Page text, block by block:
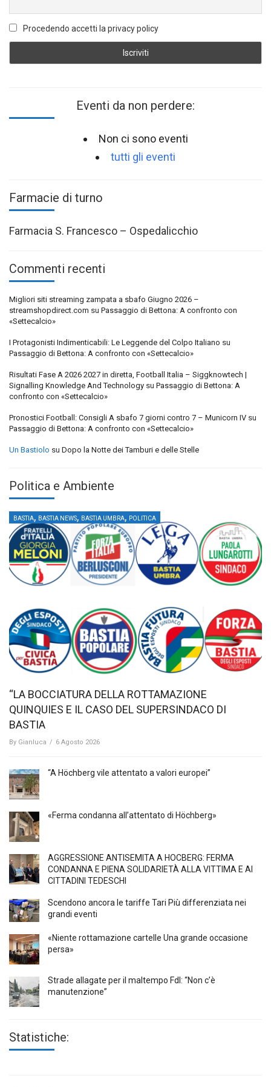
Procedendo accetti la privacy policy
Eventi da non perdere:
Non ci sono eventi
tutti gli eventi
Farmacie di turno
Farmacia S. Francesco – Ospedalicchio
Commenti recenti
Migliori siti streaming zampata a sbafo Giugno 2026 –
streamshopdirect.com su Passaggio di Bettona: A confronto con
«Settecalcio»
I Protagonisti Indimenticabili: Le Leggende del Colpo Italiano su
Passaggio di Bettona: A confronto con «Settecalcio»
Risultati Fase A 2026 2027 in diretta, Football Italia – Siggknowtech |
Signalling Knowledge And Technology su Passaggio di Bettona: A
confronto con «Settecalcio»
Pronostici Football: Consigli A sbafo 7 giorni contro 7 – Municorn IV su
Passaggio di Bettona: A confronto con «Settecalcio»
Un Bastiolo su Dopo la Notte dei Tamburi e delle Stelle
Politica e Ambiente
BASTIA, BASTIA NEWS, BASTIA UMBRA, POLITICA
“LA BOCCIATURA DELLA ROTTAMAZIONE
QUINQUIES E IL CASO DEL SUPERSINDACO DI
BASTIA
By Gianluca / 6 Agosto 2026
“A Höchberg vile attentato a valori europei”
«Ferma condanna all’attentato di Höchberg»
AGGRESSIONE ANTISEMITA A HÖCBERG: FERMA
CONDANNA E PIENA SOLIDARIETÀ ALLA VITTIMA E AI
CITTADINI TEDESCHI
Scendono ancora le tariffe Tari Più differenziata nei
grandi eventi
«Niente rottamazione cartelle Una grande occasione
persa»
Strade allagate per il maltempo FdI: “Non c’è
manutenzione”
Statistiche: